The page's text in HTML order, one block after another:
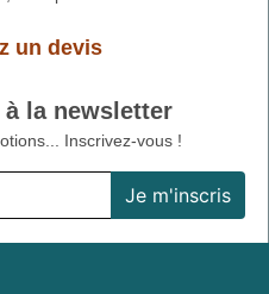
un devis
la newsletter
Inscrivez-vous !